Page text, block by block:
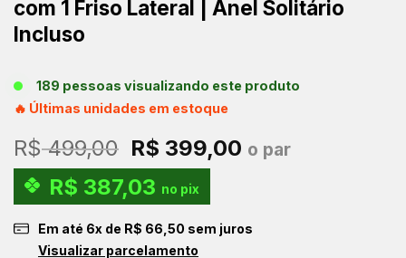
com 1 Friso Lateral | Anel Solitário
Incluso
189 pessoas visualizando este produto
🔥 Últimas unidades em estoque
R$499,00 O
preço
original
era:
R$ 499,00.
R$ 399,00 O
R$ 399,00.
o par
R$ 387,03 no pix
Em até 6x de R$ 66,50 sem juros
Visualizar parcelamento